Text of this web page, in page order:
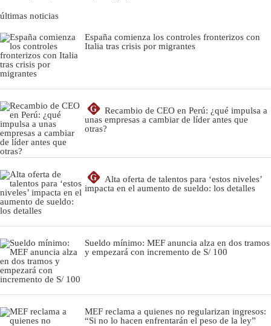
últimas noticias
España comienza los controles fronterizos con
Italia tras crisis por migrantes
G
Recambio de CEO en Perú: ¿qué impulsa a
unas empresas a cambiar de líder antes que
otras?
G
Alta oferta de talentos para ‘estos niveles’
impacta en el aumento de sueldo: los detalles
Sueldo mínimo: MEF anuncia alza en dos tramos
y empezará con incremento de S/ 100
MEF reclama a quienes no regularizan ingresos:
“Si no lo hacen enfrentarán el peso de la ley”